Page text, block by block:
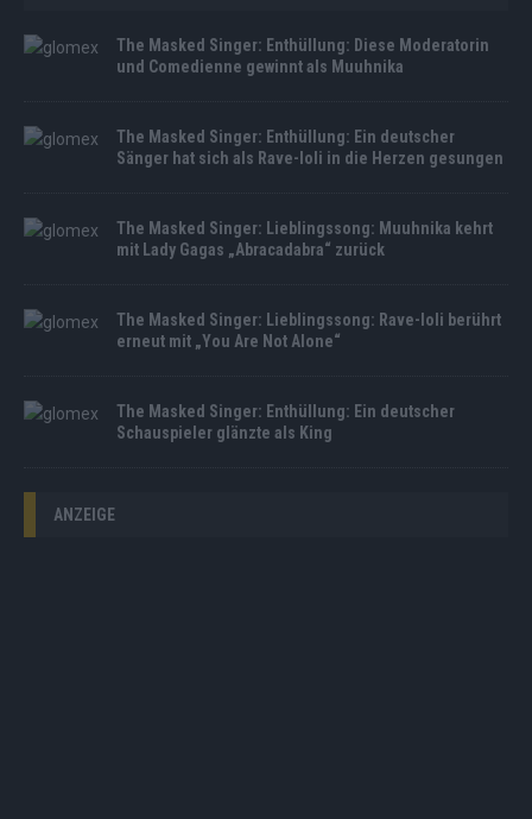
The Masked Singer: Enthüllung: Diese Moderatorin
und Comedienne gewinnt als Muuhnika
The Masked Singer: Enthüllung: Ein deutscher
Sänger hat sich als Rave-Ioli in die Herzen gesungen
The Masked Singer: Lieblingssong: Muuhnika kehrt
mit Lady Gagas „Abracadabra“ zurück
The Masked Singer: Lieblingssong: Rave-Ioli berührt
erneut mit „You Are Not Alone“
The Masked Singer: Enthüllung: Ein deutscher
Schauspieler glänzte als King
ANZEIGE